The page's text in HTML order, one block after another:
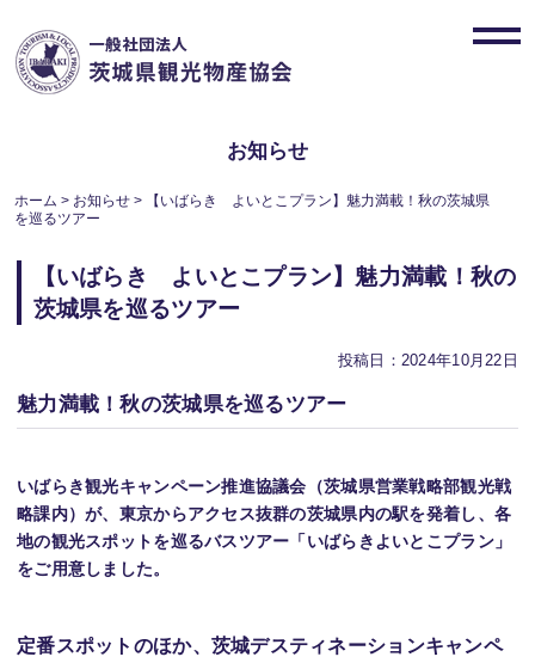
content
お知らせ
ホーム > お知らせ >
【いばらき よいとこプラン】魅力満載！秋の茨城県
を巡るツアー
【いばらき よいとこプラン】魅力満載！秋の
茨城県を巡るツアー
投稿日：2024年10月22日
魅力満載！秋の茨城県を巡るツアー
いばらき観光キャンペーン推進協議会（茨城県営業戦略部観光戦
略課内）が、東京からアクセス抜群の茨城県内の駅を発着し、各
地の観光スポットを巡るバスツアー「いばらきよいとこプラン」
をご用意しました。
定番スポットのほか、茨城デスティネーションキャンペ